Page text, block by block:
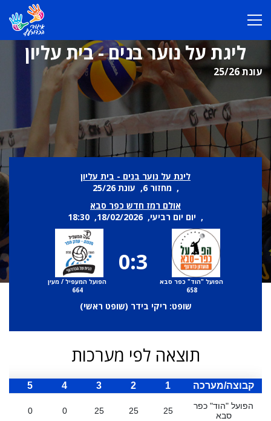
ליגת על נוער בנים - בית עליון
עונת 25/26
ליגת על נוער בנים - בית עליון
, מחזור 6, עונת 25/26
אולם רמז חדש כפר סבא
, יום יום רביעי, 18/02/2026, 18:30
הפועל "הוד" כפר סבא
658
0:3
הפועל המעפיל / מעין
664
שופט: ריקי בידר (שופט ראשי)
תוצאה לפי מערכות
קבוצה/מערכה 1
2
3
4
5
הפועל "הוד" כפר
סבא
25
25
25
0
0